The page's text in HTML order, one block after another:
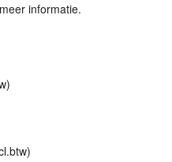
informatie.
)
)